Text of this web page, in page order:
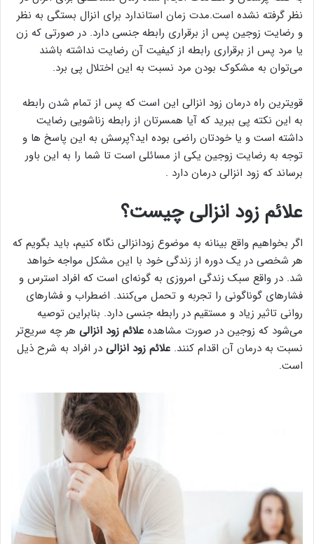
نظر گرفته نشده است.مدت زمان استاندارد برای انزال بستگی به نظر
و رضایت زوجین پس از برقراری رابطه جنسی دارد. در صورتی که زن
یا مرد پس از برقراری رابطه از کیفیت آن رضایت نداشته باشند
می‌توان به مشکوک بودن مرد نسبت به این اختلال پی برد.
قویترین راه درمان زود انزالی این است که پس از تمام شدن رابطه
به این نکته پی ببرید که آیا همسرتان از رابطه زناشویی رضایت
داشته است و یا خودتان راضی بوده اید؟پرسش به این پاسخ ها و
توجه به رضایت زوجین یکی از مسائلی است تا شما را به این باور
برساند که زود انزالی درمان دارد .
علائم زود انزالی چیست؟
اگر بخواهیم واقع بینانه به موضوع زودانزالی نگاه کنیم، باید بگویم که
هر شخصی در یک دوره از زندگی خود با این مشکل مواجه خواهد
شد. در واقع سبک زندگی امروزی به گونه‌ای است که افراد استرس‌ و
فشار‌های گوناگونی را تجربه و تحمل می‌کنند. اضطراب و فشار‌های
روانی تاثیر زیاد و مستقیم در رابطه جنسی دارد. بنابراین توصیه
می‌شود که زوجین در صورت مشاهده علائم زود انزالی هر چه سریع‌تر
نسبت به درمان آن اقدام کنند. علائم زود انزالی در افراد به شرح ذیل
است.